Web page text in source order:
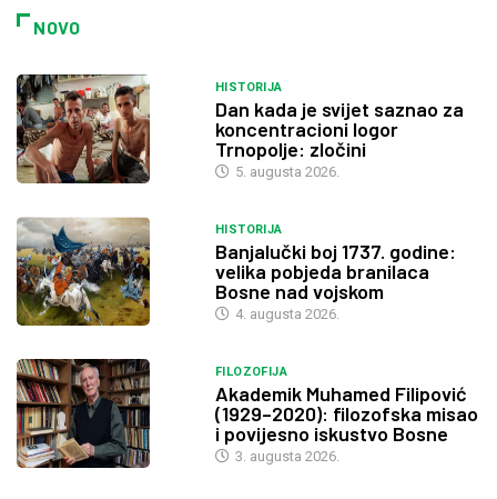
NOVO
HISTORIJA
Dan kada je svijet saznao za
koncentracioni logor
Trnopolje: zločini
5. augusta 2026.
HISTORIJA
Banjalučki boj 1737. godine:
velika pobjeda branilaca
Bosne nad vojskom
4. augusta 2026.
FILOZOFIJA
Akademik Muhamed Filipović
(1929–2020): filozofska misao
i povijesno iskustvo Bosne
3. augusta 2026.